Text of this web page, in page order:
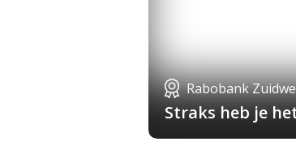
Rabobank
Straks heb je